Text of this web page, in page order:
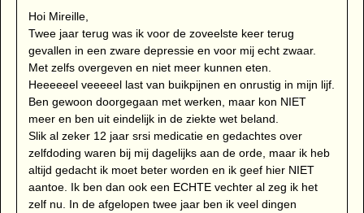
Hoi Mireille,
Twee jaar terug was ik voor de zoveelste keer terug
gevallen in een zware depressie en voor mij echt zwaar.
Met zelfs overgeven en niet meer kunnen eten.
Heeeeeel veeeeel last van buikpijnen en onrustig in mijn lijf.
Ben gewoon doorgegaan met werken, maar kon NIET
meer en ben uit eindelijk in de ziekte wet beland.
Slik al zeker 12 jaar srsi medicatie en gedachtes over
zelfdoding waren bij mij dagelijks aan de orde, maar ik heb
altijd gedacht ik moet beter worden en ik geef hier NIET
aantoe. Ik ben dan ook een ECHTE vechter al zeg ik het
zelf nu. In de afgelopen twee jaar ben ik veel dingen